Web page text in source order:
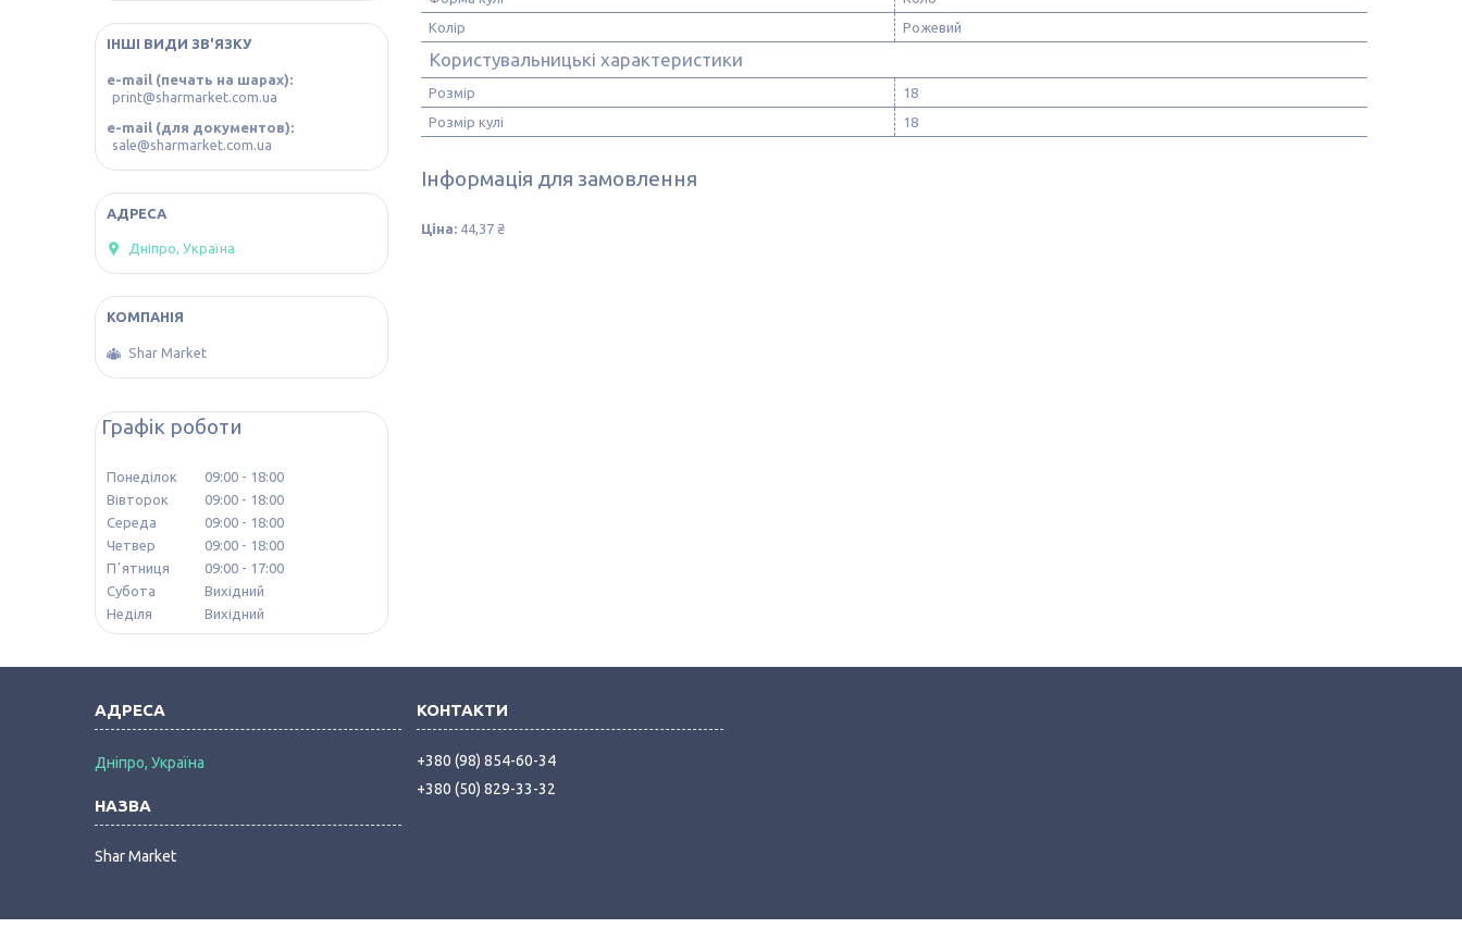
Колір
Рожевий
Користувальницькі характеристики
Розмір
18
Розмір кулі
18
Інформація для замовлення
Ціна: 44,37 ₴
ІНШІ ВИДИ ЗВ'ЯЗКУ
e-mail (печать на шарах)
print@sharmarket.com.ua
e-mail (для документов)
sale@sharmarket.com.ua
Дніпро, Україна
Shar Market
Графік роботи
Понеділок 09:00
18:00
Вівторок
09:00
18:00
Середа
09:00
18:00
Четвер
09:00
18:00
Пʼятниця
09:00
17:00
Субота
Вихідний
Неділя
Вихідний
Дніпро, Україна
Shar Market
+380 (98) 854-60-34
+380 (50) 829-33-32